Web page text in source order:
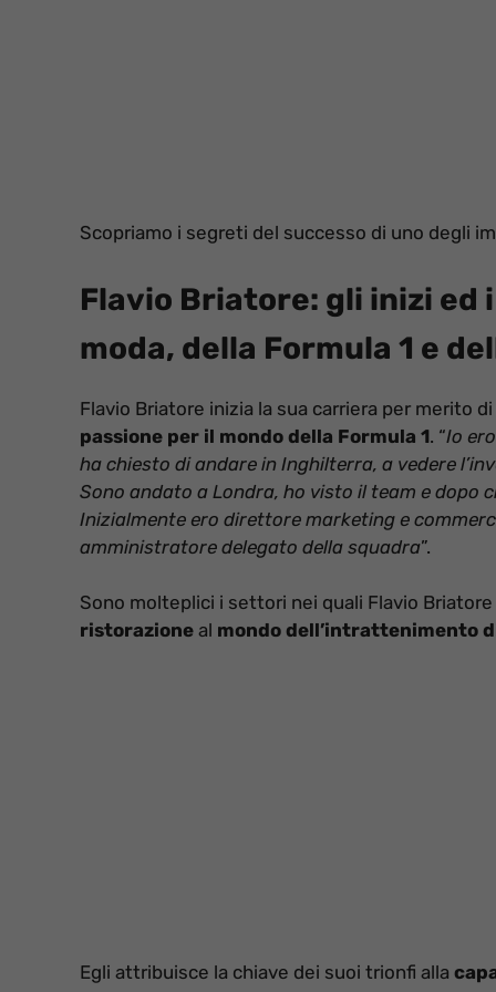
Scopriamo i segreti del successo di uno degli
Flavio Briatore: gli inizi ed
moda, della Formula 1 e
Flavio Briatore inizia la sua carriera per merito di
passione per il mondo della Formula 1. “Io
ha chiesto di andare in Inghilterra, a vedere
Sono andato a Londra, ho visto il team e
Inizialmente ero direttore marketing e
amministratore delegato della squadra”.
Sono molteplici i settori nei quali Flavio
ristorazione al mondo dell’intrattenimento
Egli attribuisce la chiave dei suoi trionfi alla